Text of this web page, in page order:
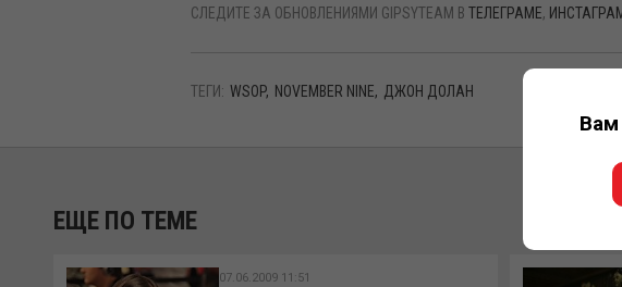
Вам
СЛЕДИТЕ ЗА ОБНОВЛЕНИЯМИ GIPSYTEAM В ТЕЛЕГРАМЕ,
ТЕГИ: WSOP NOVEMBER NINE ДЖОН ДОЛАН
ЕЩЕ ПО ТЕМЕ
07.06.2009 11:51